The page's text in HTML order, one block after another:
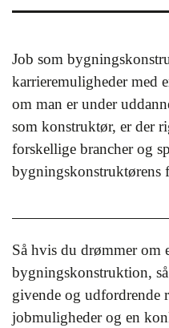
Job som
karrieremuligheder med
om man er under
som konstruktør, er der
forskellige brancher og
bygningskonstruktørens
Så hvis du drømmer om
bygningskonstruktion,
givende og udfordrende
jobmuligheder og en